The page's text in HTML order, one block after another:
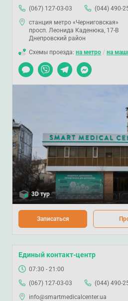
(067) 127-03-03
(044) 490-
станция метро «Черниговская»
просп. Леонида Каденюка, 17-В
Днепровский район
Схемы проезда: на метро / на
Чат
Viber TelegramMessenger
3D тур
Записаться
Единый контакт-центр
07:30 - 21:00
(067) 127-03-03
(044) 490-
info@smartmedicalcenter.ua